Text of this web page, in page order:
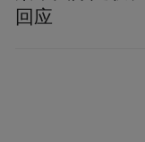
回应